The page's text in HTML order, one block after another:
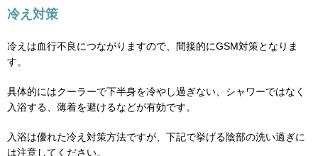
冷え対策
冷えは血行不良につながりますので、間接的にGSM対策となりま
す。
具体的にはクーラーで下半身を冷やし過ぎない、シャワーではなく
入浴する、薄着を避けるなどが有効です。
入浴は優れた冷え対策方法ですが、下記で挙げる陰部の洗い過ぎに
は注意してください。